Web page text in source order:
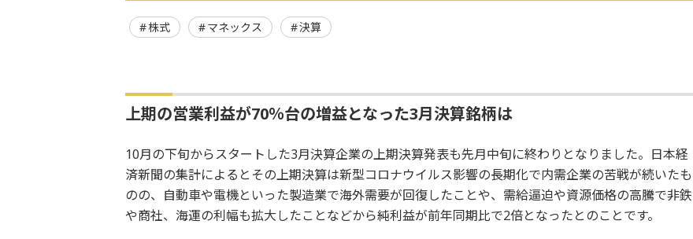
株式 マネックス 決算
上期の営業利益が70％台の増益となった3月決算銘柄は
10月の下旬からスタートした3月決算企業の上期決算発表も先月中旬に終わりとなりました。日本経
済新聞の集計によるとその上期決算は新型コロナウイルス影響の長期化で内需企業の苦戦が続いたも
のの、自動車や電機といった製造業で海外需要が回復したことや、需給逼迫や資源価格の高騰で非鉄
や商社、海運の利幅も拡大したことなどから純利益が前年同期比で2倍となったとのことです。